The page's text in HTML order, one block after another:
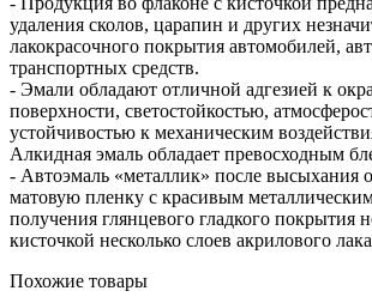
удаления сколов, царапин и других
лакокрасочного покрытия автомобилей,
транспортных средств.
- Эмали обладают отличной адгезией к
поверхности, светостойкостью,
устойчивостью к механическим
Алкидная эмаль обладает превосходным
- Автоэмаль «металлик» после высыхания
матовую пленку с красивым
получения глянцевого гладкого покрытия
кисточкой несколько слоев акрилового
Похожие товары